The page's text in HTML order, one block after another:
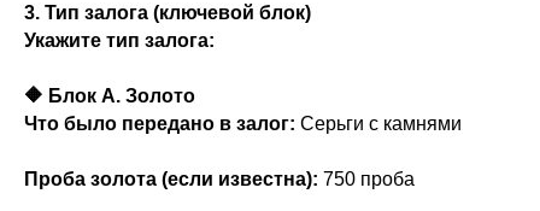
3. Тип залога (ключевой блок)
Укажите тип залога:
🔶 Блок A. Золото
Что было передано в залог: Серьги с камнями
Проба золота (если известна): 750 проба